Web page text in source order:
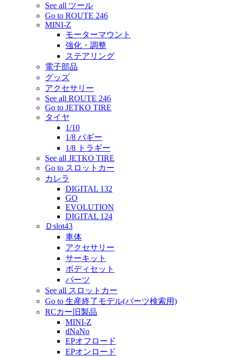
See all ツール
Go to ROUTE 246
MINI-Z
モーターマウント
強化・調整
ステアリング
電子部品
グッズ
アクセサリー
See all ROUTE 246
Go to JETKO TIRE
タイヤ
1/10
1/8 バギー
1/8 トラギー
See all JETKO TIRE
Go to スロットカー
カレラ
DIGITAL 132
GO
EVOLUTION
DIGITAL 124
Ｄslot43
車体
アクセサリー
サーキット
ボディセット
パーツ
See all スロットカー
Go to 生産終了モデル(パーツ検索用)
RCカー旧製品
MINI-Z
dNaNo
EPオフロード
EPオンロード